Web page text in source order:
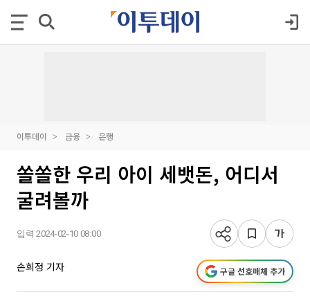
이투데이 금융 은행
쏠쏠한 우리 아이 세뱃돈, 어디서
굴려볼까
입력 2024-02-10 08:00
손희정 기자 구글 선호매체 추가